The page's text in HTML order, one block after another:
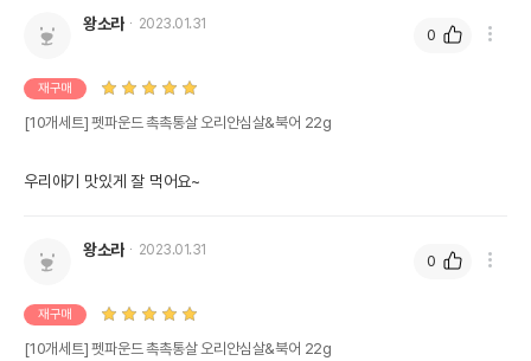
상품 필수 정보
품명 및 모델명 펫파운드 촉촉통살 오리안심살&북어 22g
법에 의한 인증,허가 등을
받았음을 확인할수 있는
제조국 또는 원산지
수입자를 함께 표기
왕소라 2023.01.31
재구매
[10개세트] 펫파운드 촉촉통살 오리안심살&북어 22g
우리애기 맛있게 잘 먹어요~
0
왕소라 2023.01.31
재구매
[10개세트] 펫파운드 촉촉통살 오리안심살&북어 22g
0